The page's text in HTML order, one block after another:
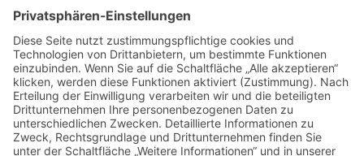
52428 Jülich
Fon. 02461-340 430
Diese E-Mail-Adresse ist vor Spambots geschützt! Zur Anzeige
muss JavaScript eingeschaltet sein.
www.ffp-ev.de
Bankverbindung